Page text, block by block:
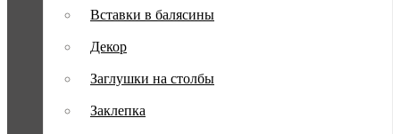
Вставки в балясины
Декор
Заглушки на столбы
Заклепка